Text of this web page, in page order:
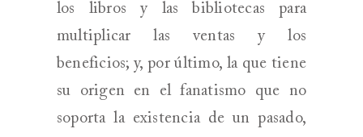
los libros y las bibliotecas para
multiplicar las ventas y los
beneficios; y, por último, la que tiene
su origen en el fanatismo que no
soporta la existencia de un pasado,